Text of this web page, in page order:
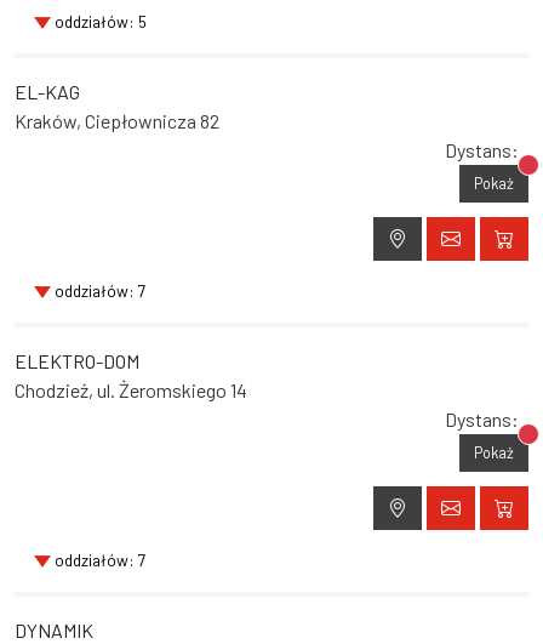
oddziałów: 5
EL-KAG
Kraków, Ciepłownicza 82
Dystans:
Pokaż
oddziałów: 7
ELEKTRO-DOM
Chodzież, ul. Żeromskiego 14
Dystans:
Pokaż
oddziałów: 7
DYNAMIK